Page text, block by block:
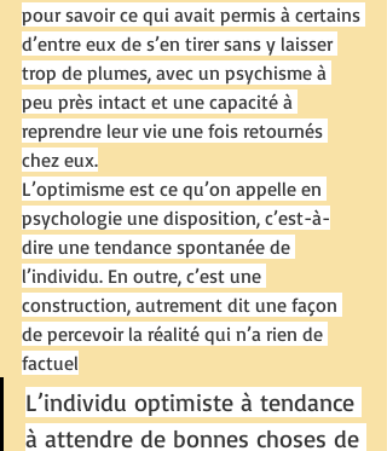
pour savoir ce qui avait permis à certains
d’entre eux de s’en tirer sans y laisser
trop de plumes, avec un psychisme à
peu près intact et une capacité à
reprendre leur vie une fois retournés
chez eux.
L’optimisme est ce qu’on appelle en
psychologie une disposition, c’est-à-
dire une tendance spontanée de
l’individu. En outre, c’est une
construction, autrement dit une façon
de percevoir la réalité qui n’a rien de
factuel
L’individu optimiste à tendance
à attendre de bonnes choses de